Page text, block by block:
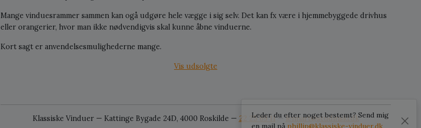
Mange vinduesrammer sammen kan ogå udgøre hele vægge i sig selv. Det kan fx være i hjemmebyggede drivhus
eller orangerier, hvor man ikke nødvendigvis skal kunne åbne vinduerne.
Kort sagt er anvendelsesmulighederne mange.
Vis udsolgte
Leder du efter noget bestemt? Send mig
en mail på phillip@klassiske-vinduer.dk
Klassiske Vinduer — Kattinge Bygade 24D, 4000 Roskilde — 22 25 69 11—lennart@studinski.dk